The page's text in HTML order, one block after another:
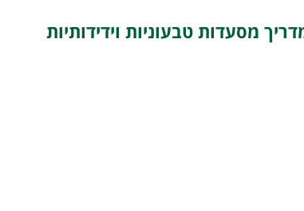
מסעדות טבעוניות וידידותיות